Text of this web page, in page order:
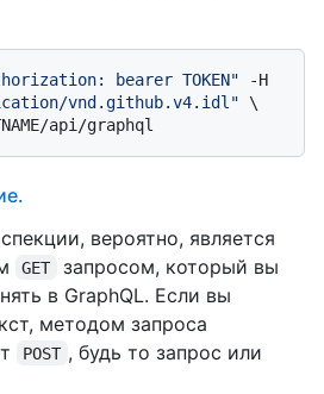
bearer TOKEN"
vnd.github.v4.idl" \
api/graphql
вероятно, является
GET
запросом, который вы
в GraphQL. Если вы
методом запроса
POST , будь то запрос или